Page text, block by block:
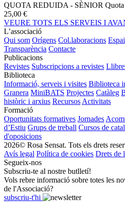
QUOTA REDUIDA - SÈNIOR
25,00 €
VEURE TOTS ELS SERVEIS I
L’associació
Qui som Orígens Col.laboracions
Transparència Contacte
Publicacions
Revistes Subscripcions a revistes
Biblioteca
Informació, serveis i visites Biblioteca
Granera MiniBATS Projectes Catàleg
històric i arxius Recursos Activitats
Formació
Oportunitats formatives Jornades
d’Estiu Grups de treball Cursos de
d'oposicions
2026© Rosa Sensat. Tots els drets
Avís legal Política de cookies Drets de
Segueix-nos
Subscriu-te al nostre butlletí!
Vols rebre informació sobre totes les
de l'Associació?
subscriu-t'hi